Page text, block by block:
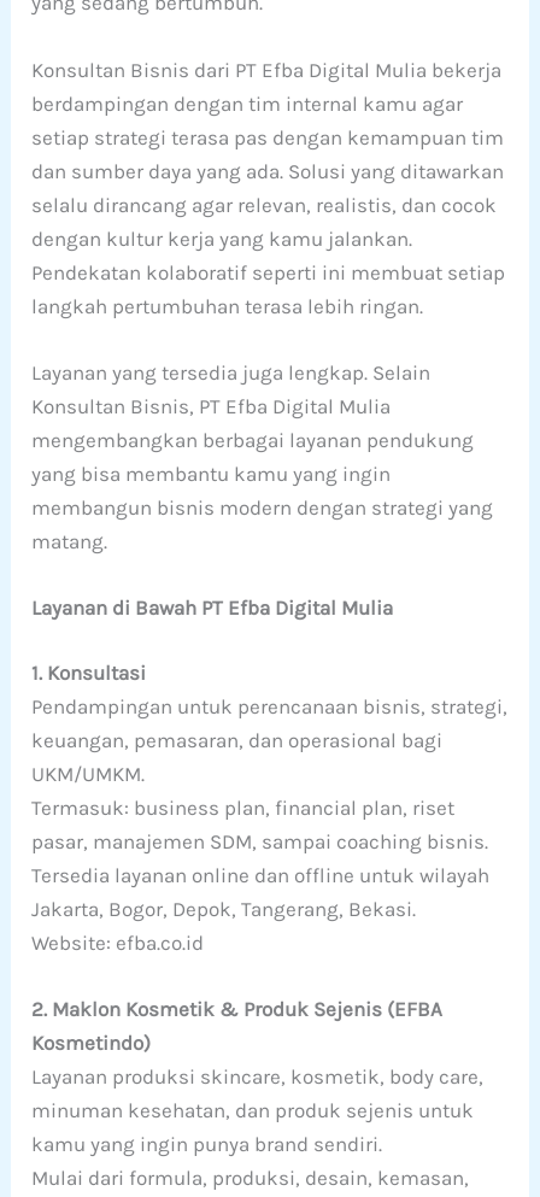
Konsultan Bisnis dari PT Efba Digital Mulia bekerja
berdampingan dengan tim internal kamu agar
setiap strategi terasa pas dengan kemampuan tim
dan sumber daya yang ada. Solusi yang ditawarkan
selalu dirancang agar relevan, realistis, dan cocok
dengan kultur kerja yang kamu jalankan.
Pendekatan kolaboratif seperti ini membuat setiap
langkah pertumbuhan terasa lebih ringan.
Layanan yang tersedia juga lengkap. Selain
Konsultan Bisnis, PT Efba Digital Mulia
mengembangkan berbagai layanan pendukung
yang bisa membantu kamu yang ingin
membangun bisnis modern dengan strategi yang
matang.
Layanan di Bawah PT Efba Digital Mulia
1. Konsultasi
Pendampingan untuk perencanaan bisnis, strategi,
keuangan, pemasaran, dan operasional bagi
UKM/UMKM.
Termasuk: business plan, financial plan, riset
pasar, manajemen SDM, sampai coaching bisnis.
Tersedia layanan online dan offline untuk wilayah
Jakarta, Bogor, Depok, Tangerang, Bekasi.
Website: efba.co.id
2. Maklon Kosmetik & Produk Sejenis (EFBA
Kosmetindo)
Layanan produksi skincare, kosmetik, body care,
minuman kesehatan, dan produk sejenis untuk
kamu yang ingin punya brand sendiri.
Mulai dari formula, produksi, desain, kemasan,